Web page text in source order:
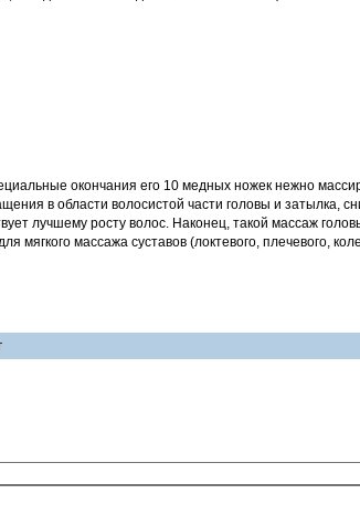
окончания его 10 медных ножек нежно
в области волосистой части головы и затылка,
лучшему росту волос. Наконец, такой массаж
массажа суставов (локтевого, плечевого,